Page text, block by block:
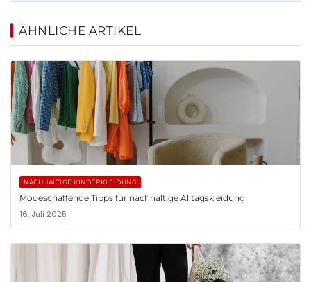
ÄHNLICHE ARTIKEL
NACHHALTIGE KINDERKLEIDUNG
Modeschaffende Tipps für nachhaltige Alltagskleidung
16. Juli 2025